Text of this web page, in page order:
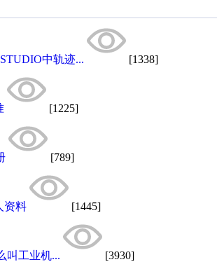
中轨迹... [1338]
[1225]
[789]
资料 [1445]
叫工业机... [3930]